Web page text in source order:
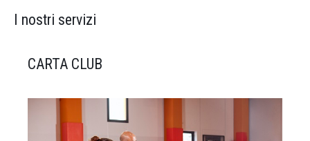
I nostri servizi
CARTA CLUB